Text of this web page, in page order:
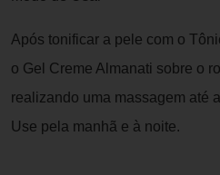
Após tonificar a pele com o
o Gel Creme Almanati sobre o
realizando uma massagem até
Use pela manhã e à noite.